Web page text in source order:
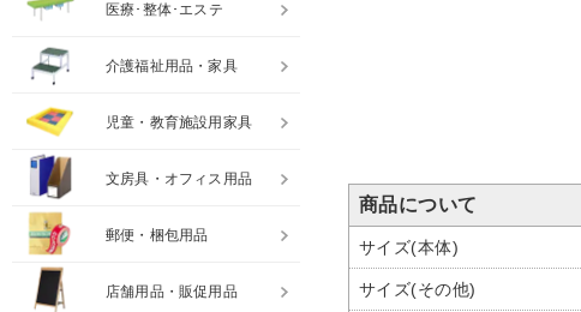
商品について
サイズ(本体)
サイズ(その他)
医療･整体･エステ
介護福祉用品・家具
児童・教育施設用家具
文房具・オフィス用品
郵便・梱包用品
店舗用品・販促用品